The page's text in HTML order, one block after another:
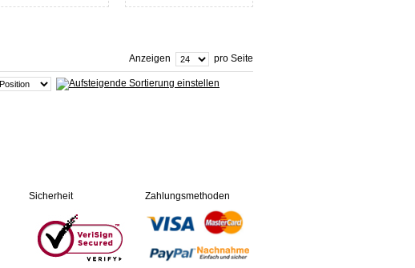
Anzeigen pro Seite
Sicherheit Zahlungsmethoden